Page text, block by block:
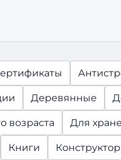
Деревянные
возраста Для
Книги